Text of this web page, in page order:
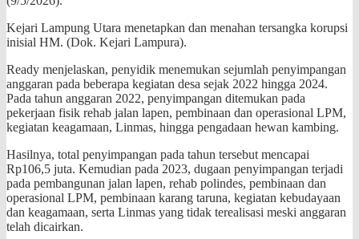
Kejari Lampung Utara menetapkan dan menahan tersangka korupsi
inisial HM. (Dok. Kejari Lampura).
Ready menjelaskan, penyidik menemukan sejumlah penyimpangan
anggaran pada beberapa kegiatan desa sejak 2022 hingga 2024.
Pada tahun anggaran 2022, penyimpangan ditemukan pada
pekerjaan fisik rehab jalan lapen, pembinaan dan operasional LPM,
kegiatan keagamaan, Linmas, hingga pengadaan hewan kambing.
Hasilnya, total penyimpangan pada tahun tersebut mencapai
Rp106,5 juta. Kemudian pada 2023, dugaan penyimpangan terjadi
pada pembangunan jalan lapen, rehab polindes, pembinaan dan
operasional LPM, pembinaan karang taruna, kegiatan kebudayaan
dan keagamaan, serta Linmas yang tidak terealisasi meski anggaran
telah dicairkan.